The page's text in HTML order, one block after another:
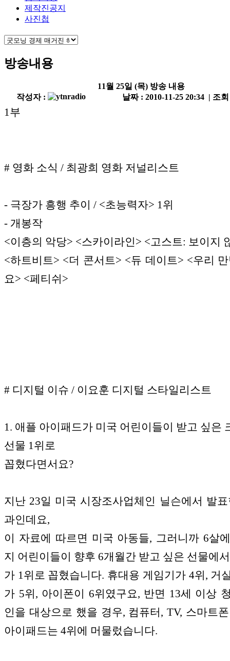
제작진공지
사진첩
방송내용
11월 25일 (목) 방송 내용
작성자 :
날짜 : 2010-11-25 20:34 | 조
1부
# 영화 소식 / 최광희 영화 저널리스트
- 극장가 흥행 추이 / <초능력자> 1위
- 개봉작
<이층의 악당> <스카이라인> <고스트: 보이지
<하트비트> <더 콘서트> <듀 데이트> <우리
요> <페티쉬>
# 디지털 이슈 / 이요훈 디지털 스타일리스트
1. 애플 아이패드가 미국 어린이들이 받고 싶은
선물 1위로
꼽혔다면서요?
지난 23일 미국 시장조사업체인 닐슨에서 발
과인데요,
이 자료에 따르면 미국 아동들, 그러니까 6살
지 어린이들이 향후 6개월간 받고 싶은 선물에
가 1위로 꼽혔습니다. 휴대용 게임기가 4위, 거
가 5위, 아이폰이 6위였구요, 반면 13세 이상
인을 대상으로 했을 경우, 컴퓨터, TV, 스마트
아이패드는 4위에 머물렀습니다.